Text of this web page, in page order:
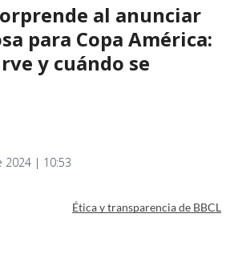
al anunciar
para Copa América:
y cuándo se
2024 | 10:53
Ética y transparencia de BBCL